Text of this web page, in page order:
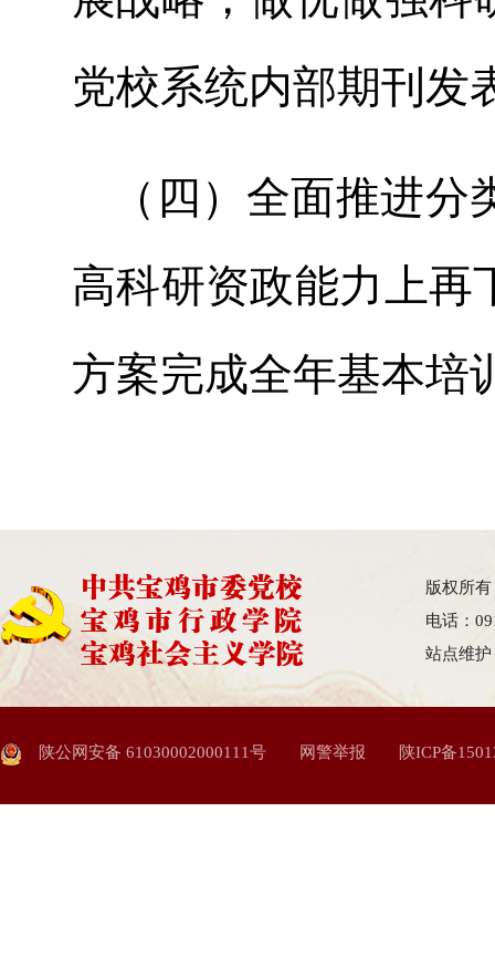
党校系统内部期刊发
（四）全面推进
高科研资政能力上再
方案完成全年基本培
版权所
电话：
站点维
陕公网安备 61030002000111号 网警举报 陕ICP备